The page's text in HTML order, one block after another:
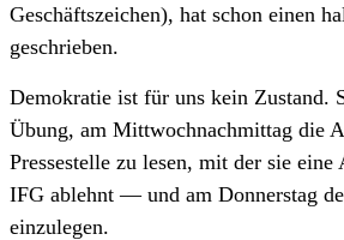
Geschäftszeichen), hat schon einen
geschrieben.
Demokratie ist für uns kein Zustand.
Übung, am Mittwochnachmittag die
Pressestelle zu lesen, mit der sie eine
IFG ablehnt — und am Donnerstag
einzulegen.